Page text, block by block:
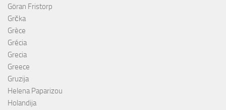
Göran Fristorp
Grčka
Grèce
Grécia
Grecia
Greece
Gruzija
Helena Paparizou
Holandija